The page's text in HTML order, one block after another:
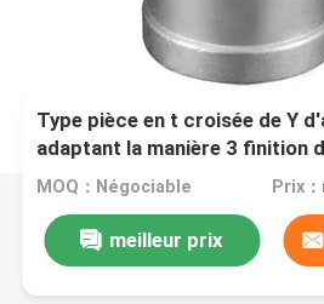
Type pièce en t croisée de Y
adaptant la manière 3 finition
MOQ：Négociable Prix
meilleur prix